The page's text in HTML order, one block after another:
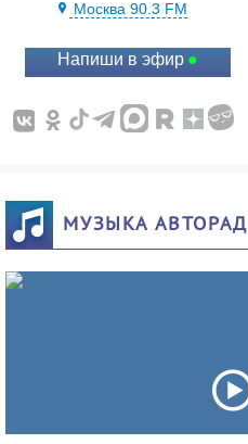
Москва 90.3 FM
Напиши в эфир
МУЗЫКА